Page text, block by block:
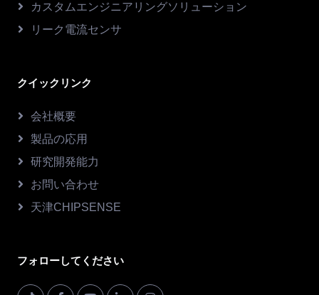
カスタムエンジニアリングソリューション
リーク電流センサ
クイックリンク
会社概要
製品の応用
研究開発能力
お問い合わせ
天津CHIPSENSE
フォローしてください